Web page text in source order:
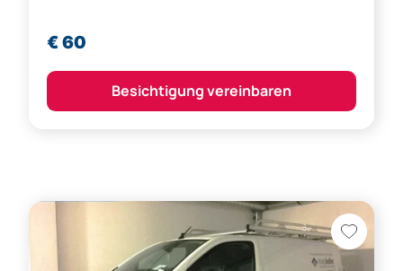
€ 60
Besichtigung vereinbaren